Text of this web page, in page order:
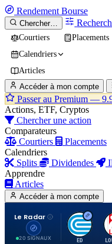
Rendement Bourse
Chercher…
Courtiers
Placements
Calendriers
Articles
Accéder à mon compte
Passer au Premium —
Actions, ETF, Cryptos
Chercher une action
Comparateurs
Courtiers
Placements
Calendriers
Splits
Dividendes
Apprendre
Articles
Accéder à mon compte
Le Radar
20 SIGNAUX
C
ED